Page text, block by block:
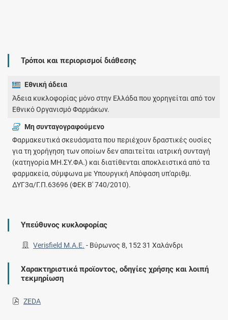
Τρόποι και περιορισμοί διάθεσης
Εθνική άδεια
Άδεια κυκλοφορίας μόνο στην Ελλάδα που χορηγείται από τον
Εθνικό Οργανισμό Φαρμάκων.
Μη συνταγογραφούμενο
Φαρμακευτικά σκευάσματα που περιέχουν δραστικές ουσίες
για τη χορήγηση των οποίων δεν απαιτείται ιατρική συνταγή
(κατηγορία ΜΗ.ΣΥ.ΦΑ.) και διατίθενται αποκλειστικά από τα
φαρμακεία, σύμφωνα με Υπουργική Απόφαση υπ'αριθμ.
ΔΥΓ3α/Γ.Π.63696 (ΦΕΚ Β' 740/2010).
Υπεύθυνος κυκλοφορίας
Verisfield Μ.Α.Ε. - Βύρωνος 8, 152 31 Χαλάνδρι
Χαρακτηριστικά προϊοντος, οδηγίες χρήσης και λοιπή
τεκμηρίωση
ZEDA